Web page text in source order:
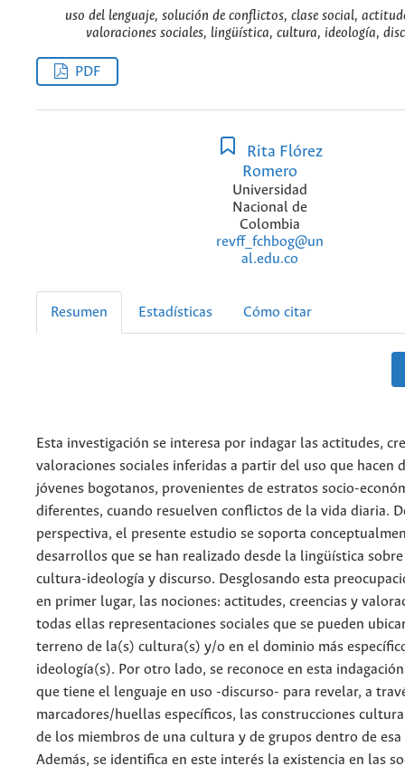
uso del lenguaje, solución de conflictos, clase social,
valoraciones sociales, lingüística, cultura, ideología,
PDF
Rita Flórez
Romero
Universidad
Nacional de
Colombia
revff_fchbog@un
al.edu.co
Resumen Estadísticas Cómo citar
Esta investigación se interesa por indagar las actitudes,
valoraciones sociales inferidas a partir del uso que hacen
jóvenes bogotanos, provenientes de estratos socio-
diferentes, cuando resuelven conflictos de la vida diaria.
perspectiva, el presente estudio se soporta
desarrollos que se han realizado desde la lingüística
cultura-ideología y discurso. Desglosando esta
en primer lugar, las nociones: actitudes, creencias y
todas ellas representaciones sociales que se pueden
terreno de la(s) cultura(s) y/o en el dominio más
ideología(s). Por otro lado, se reconoce en esta
que tiene el lenguaje en uso -discurso- para revelar, a
marcadores/huellas específicos, las construcciones
de los miembros de una cultura y de grupos dentro de
Además, se identifica en este interés la existencia en las